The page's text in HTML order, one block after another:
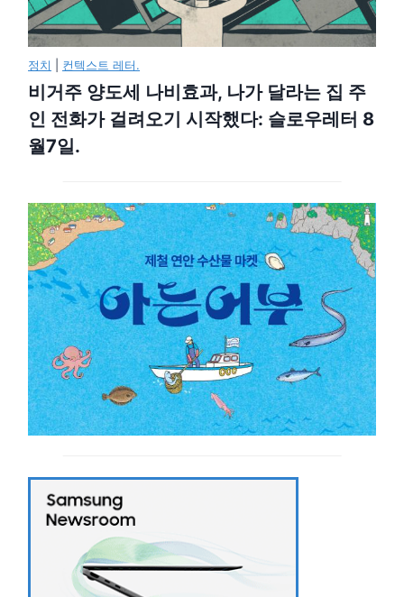
정치 컨텍스트 레터.
비거주 양도세 나비효과, 나가 달라는 집 주
인 전화가 걸려오기 시작했다: 슬로우레터 8
월7일.